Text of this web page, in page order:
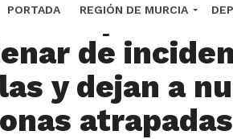
PORTADA REGIÓN DE MURCIA
de
y dejan a
atrapadas